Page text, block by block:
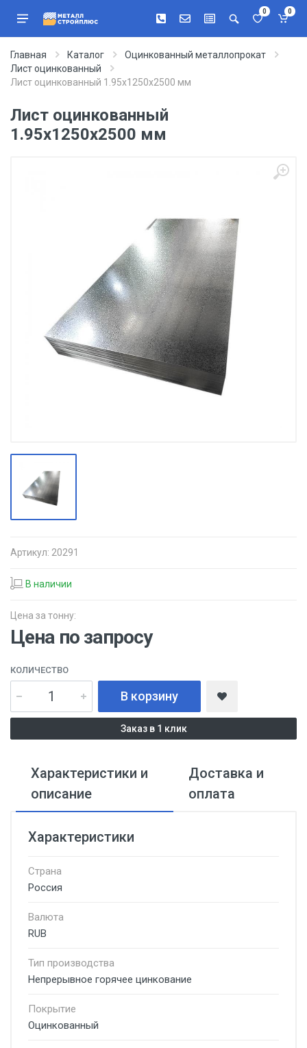
0 0
Главная Каталог
Оцинкованный металлопрокат
Лист оцинкованный
Лист оцинкованный 1.95х1250х2500 мм
Лист оцинкованный
1.95х1250х2500 мм
Артикул: 20291
В наличии
Цена за тонну:
Цена по запросу
КОЛИЧЕСТВО
В корзину
Заказ в 1 клик
Характеристики и
описание
Доставка и
оплата
Характеристики
Страна
Россия
Валюта
RUB
Тип производства
Непрерывное горячее цинкование
Покрытие
Оцинкованный